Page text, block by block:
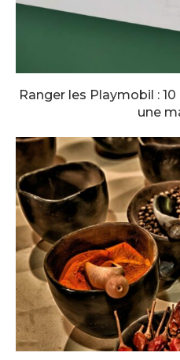
Ranger les Playmobil :
une